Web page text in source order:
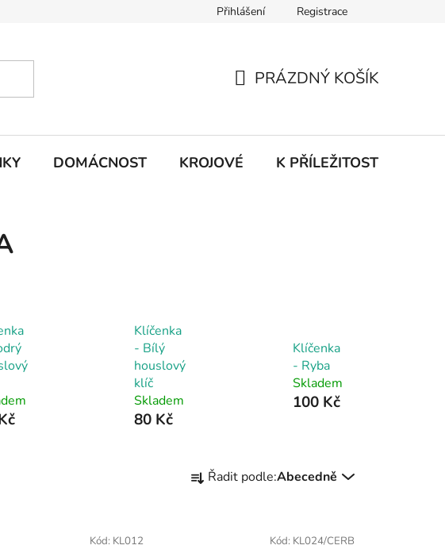
Přihlášení Registrace
KOŠÍK
PRÁZDNÝ KOŠÍK
DOMÁCNOST KROJOVÉ K PŘÍLEŽITOSTI ...
Klíčenka
- Bílý
houslový
klíč
Skladem
80 Kč
Klíčenka
- Ryba
Skladem
100 Kč
a Řadit podle:Abecedně
Kód: KL012 Kód: KL024/CERB